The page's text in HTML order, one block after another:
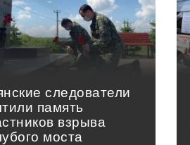
следователи
память
взрыва
моста